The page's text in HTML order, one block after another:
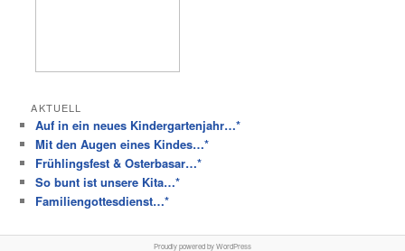
AKTUELL
Auf in ein neues Kindergartenjahr…*
Mit den Augen eines Kindes…*
Frühlingsfest & Osterbasar…*
So bunt ist unsere Kita…*
Familiengottesdienst…*
Proudly powered by WordPress